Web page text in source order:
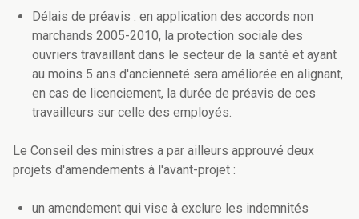
Délais de préavis : en application des accords non
marchands 2005-2010, la protection sociale des
ouvriers travaillant dans le secteur de la santé et ayant
au moins 5 ans d'ancienneté sera améliorée en alignant,
en cas de licenciement, la durée de préavis de ces
travailleurs sur celle des employés.
Le Conseil des ministres a par ailleurs approuvé deux
projets d'amendements à l'avant-projet :
un amendement qui vise à exclure les indemnités